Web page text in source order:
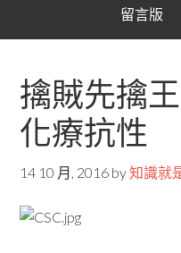
留言版
擒賊先擒
化療抗性
14 10 月, 2016 by知識就